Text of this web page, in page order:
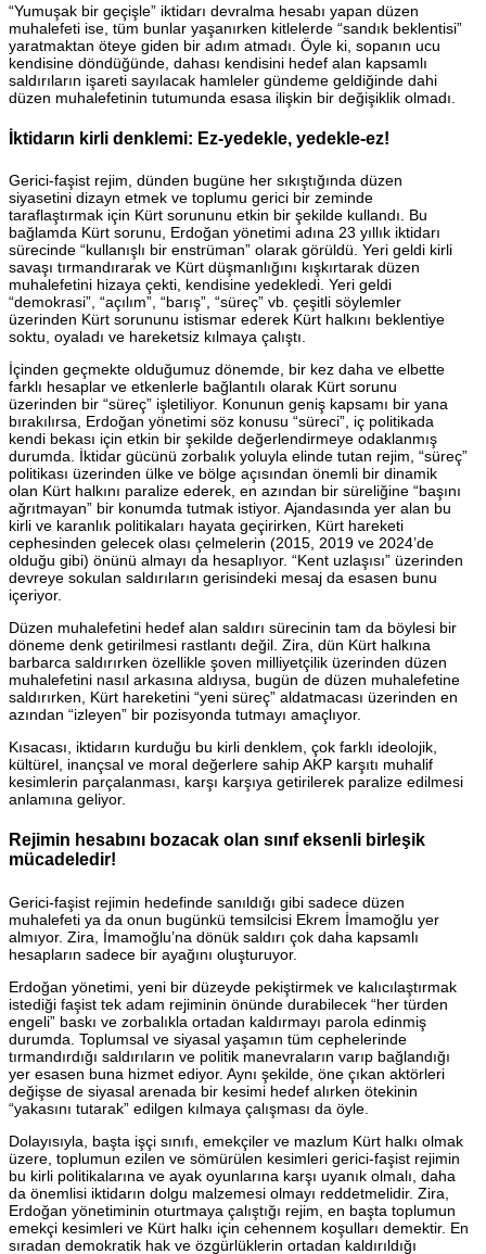
“Yumuşak bir geçişle” iktidarı devralma hesabı yapan düzen
muhalefeti ise, tüm bunlar yaşanırken kitlelerde “sandık beklentisi”
yaratmaktan öteye giden bir adım atmadı. Öyle ki, sopanın ucu
kendisine döndüğünde, dahası kendisini hedef alan kapsamlı
saldırıların işareti sayılacak hamleler gündeme geldiğinde dahi
düzen muhalefetinin tutumunda esasa ilişkin bir değişiklik olmadı.
İktidarın kirli denklemi: Ez-yedekle, yedekle-ez!
Gerici-faşist rejim, dünden bugüne her sıkıştığında düzen
siyasetini dizayn etmek ve toplumu gerici bir zeminde
taraflaştırmak için Kürt sorununu etkin bir şekilde kullandı. Bu
bağlamda Kürt sorunu, Erdoğan yönetimi adına 23 yıllık iktidarı
sürecinde “kullanışlı bir enstrüman” olarak görüldü. Yeri geldi kirli
savaşı tırmandırarak ve Kürt düşmanlığını kışkırtarak düzen
muhalefetini hizaya çekti, kendisine yedekledi. Yeri geldi
“demokrasi”, “açılım”, “barış”, “süreç” vb. çeşitli söylemler
üzerinden Kürt sorununu istismar ederek Kürt halkını beklentiye
soktu, oyaladı ve hareketsiz kılmaya çalıştı.
İçinden geçmekte olduğumuz dönemde, bir kez daha ve elbette
farklı hesaplar ve etkenlerle bağlantılı olarak Kürt sorunu
üzerinden bir “süreç” işletiliyor. Konunun geniş kapsamı bir yana
bırakılırsa, Erdoğan yönetimi söz konusu “süreci”, iç politikada
kendi bekası için etkin bir şekilde değerlendirmeye odaklanmış
durumda. İktidar gücünü zorbalık yoluyla elinde tutan rejim, “süreç”
politikası üzerinden ülke ve bölge açısından önemli bir dinamik
olan Kürt halkını paralize ederek, en azından bir süreliğine “başını
ağrıtmayan” bir konumda tutmak istiyor. Ajandasında yer alan bu
kirli ve karanlık politikaları hayata geçirirken, Kürt hareketi
cephesinden gelecek olası çelmelerin (2015, 2019 ve 2024’de
olduğu gibi) önünü almayı da hesaplıyor. “Kent uzlaşısı” üzerinden
devreye sokulan saldırıların gerisindeki mesaj da esasen bunu
içeriyor.
Düzen muhalefetini hedef alan saldırı sürecinin tam da böylesi bir
döneme denk getirilmesi rastlantı değil. Zira, dün Kürt halkına
barbarca saldırırken özellikle şoven milliyetçilik üzerinden düzen
muhalefetini nasıl arkasına aldıysa, bugün de düzen muhalefetine
saldırırken, Kürt hareketini “yeni süreç” aldatmacası üzerinden en
azından “izleyen” bir pozisyonda tutmayı amaçlıyor.
Kısacası, iktidarın kurduğu bu kirli denklem, çok farklı ideolojik,
kültürel, inançsal ve moral değerlere sahip AKP karşıtı muhalif
kesimlerin parçalanması, karşı karşıya getirilerek paralize edilmesi
anlamına geliyor.
Rejimin hesabını bozacak olan sınıf eksenli birleşik
mücadeledir!
Gerici-faşist rejimin hedefinde sanıldığı gibi sadece düzen
muhalefeti ya da onun bugünkü temsilcisi Ekrem İmamoğlu yer
almıyor. Zira, İmamoğlu’na dönük saldırı çok daha kapsamlı
hesapların sadece bir ayağını oluşturuyor.
Erdoğan yönetimi, yeni bir düzeyde pekiştirmek ve kalıcılaştırmak
istediği faşist tek adam rejiminin önünde durabilecek “her türden
engeli” baskı ve zorbalıkla ortadan kaldırmayı parola edinmiş
durumda. Toplumsal ve siyasal yaşamın tüm cephelerinde
tırmandırdığı saldırıların ve politik manevraların varıp bağlandığı
yer esasen buna hizmet ediyor. Aynı şekilde, öne çıkan aktörleri
değişse de siyasal arenada bir kesimi hedef alırken ötekinin
“yakasını tutarak” edilgen kılmaya çalışması da öyle.
Dolayısıyla, başta işçi sınıfı, emekçiler ve mazlum Kürt halkı olmak
üzere, toplumun ezilen ve sömürülen kesimleri gerici-faşist rejimin
bu kirli politikalarına ve ayak oyunlarına karşı uyanık olmalı, daha
da önemlisi iktidarın dolgu malzemesi olmayı reddetmelidir. Zira,
Erdoğan yönetiminin oturtmaya çalıştığı rejim, en başta toplumun
emekçi kesimleri ve Kürt halkı için cehennem koşulları demektir. En
sıradan demokratik hak ve özgürlüklerin ortadan kaldırıldığı